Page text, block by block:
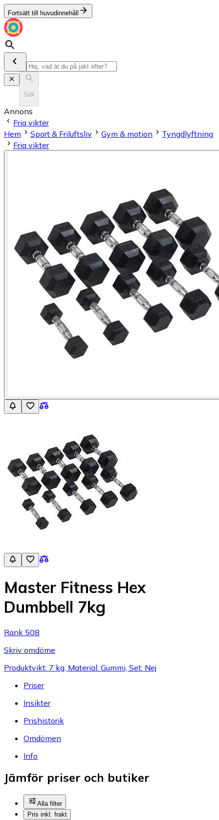
Fortsätt till huvudinnehåll
Sök
Annons
Fria vikter
Hem
Sport & Friluftsliv Gym & motion
Tyngdlyftning
Fria vikter
Master Fitness Hex
Dumbbell 7kg
Rank 508
Skriv omdöme
Produktvikt: 7 kg, Material: Gummi, Set: Nej
Priser
Insikter
Prishistorik
Omdömen
Info
Jämför priser och butiker
Alla filter
Pris inkl. frakt